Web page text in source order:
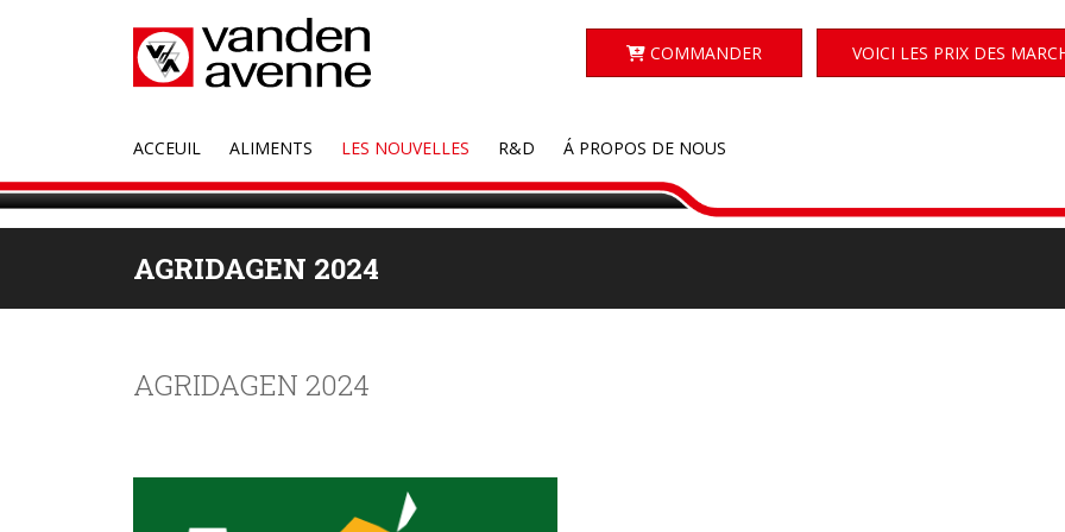
COMMANDER VOICI LES PRIX DES
ACCEUIL ALIMENTS LES NOUVELLES R&D Á PROPOS DE NOUS
AGRIDAGEN 2024
AGRIDAGEN 2024